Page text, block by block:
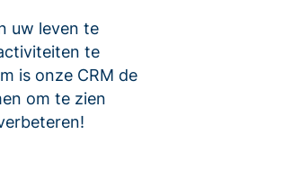
uw leven te
te
is onze CRM de
om te zien